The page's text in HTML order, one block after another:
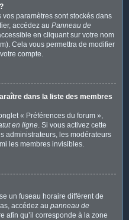
paramètres sont stockés dans
accédez au Panneau de
en cliquant sur votre nom
Cela vous permettra de modifier
compte.
dans la liste des membres
« Préférences du forum »,
en ligne. Si vous activez cette
administrateurs, les modérateurs
les membres invisibles.
un fuseau horaire différent de
accédez au panneau de
afin qu’il corresponde à la zone